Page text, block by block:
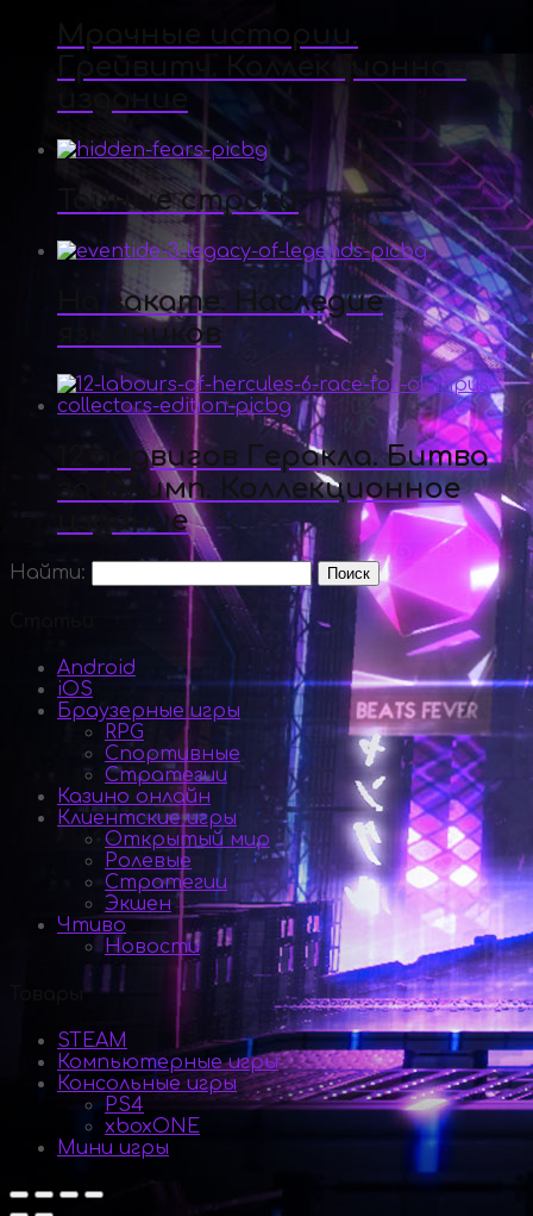
Тайные страхи
На закате. Наследие
язычников
12 подвигов Геракла. Битва
за Олимп. Коллекционное
издание
Найти:
Android
iOS
Браузерные игры
RPG
Спортивные
Стратегии
Казино онлайн
Клиентские игры
Открытый мир
Ролевые
Стратегии
Экшен
Чтиво
Новости
STEAM
Компьютерные игры
Консольные игры
PS4
xboxONE
Мини игры